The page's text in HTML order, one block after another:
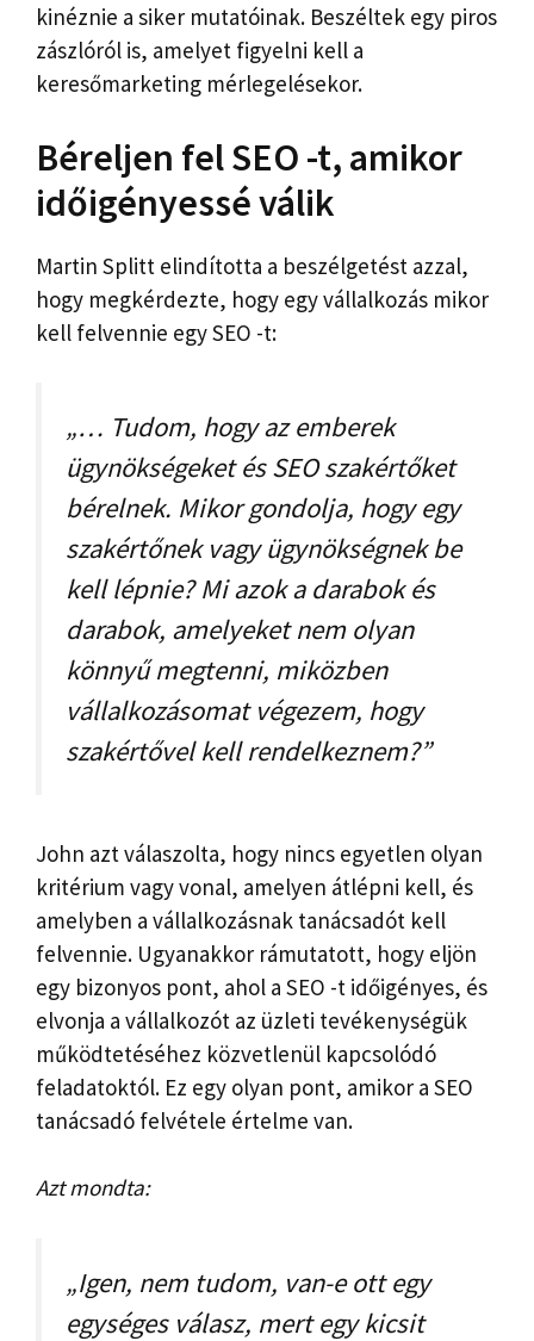
kinéznie a siker mutatóinak. Beszéltek egy piros
zászlóról is, amelyet figyelni kell a
keresőmarketing mérlegelésekor.
Béreljen fel SEO -t, amikor
időigényessé válik
Martin Splitt elindította a beszélgetést azzal,
hogy megkérdezte, hogy egy vállalkozás mikor
kell felvennie egy SEO -t:
„… Tudom, hogy az emberek
ügynökségeket és SEO szakértőket
bérelnek. Mikor gondolja, hogy egy
szakértőnek vagy ügynökségnek be
kell lépnie? Mi azok a darabok és
darabok, amelyeket nem olyan
könnyű megtenni, miközben
vállalkozásomat végezem, hogy
szakértővel kell rendelkeznem?”
John azt válaszolta, hogy nincs egyetlen olyan
kritérium vagy vonal, amelyen átlépni kell, és
amelyben a vállalkozásnak tanácsadót kell
felvennie. Ugyanakkor rámutatott, hogy eljön
egy bizonyos pont, ahol a SEO -t időigényes, és
elvonja a vállalkozót az üzleti tevékenységük
működtetéséhez közvetlenül kapcsolódó
feladatoktól. Ez egy olyan pont, amikor a SEO
tanácsadó felvétele értelme van.
Azt mondta:
„Igen, nem tudom, van-e ott egy
egységes válasz, mert egy kicsit